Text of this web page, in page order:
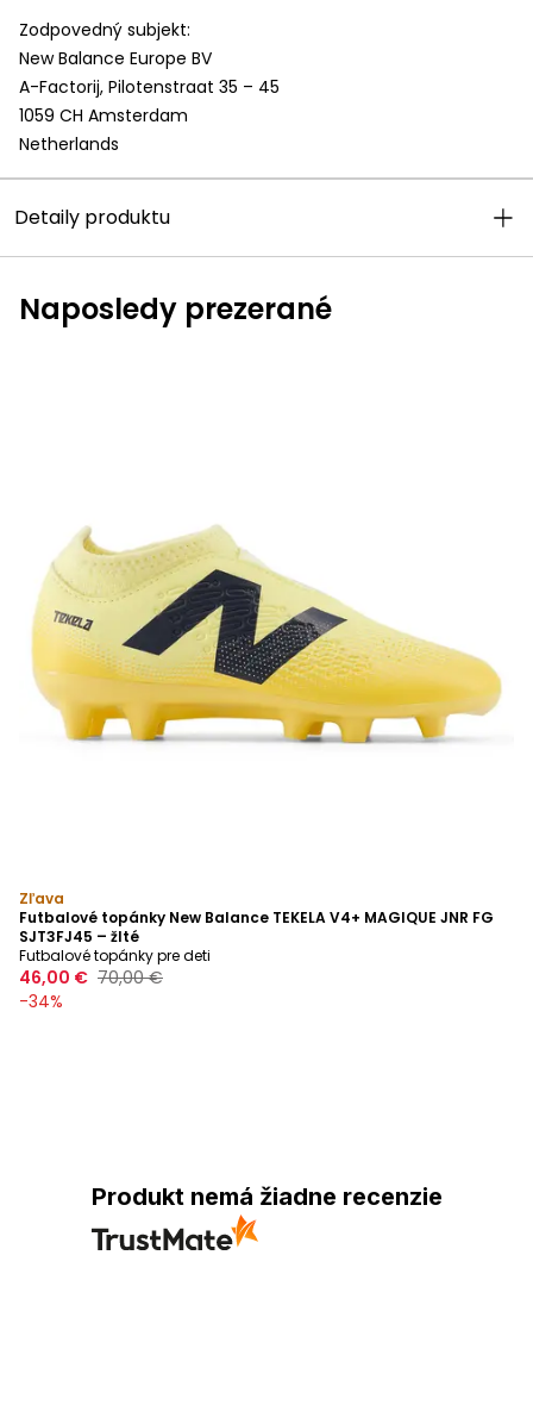
Zodpovedný subjekt:
New Balance Europe BV
A-Factorij, Pilotenstraat 35 – 45
1059 CH Amsterdam
Netherlands
Detaily produktu
Naposledy prezerané
Zľava
Futbalové topánky New Balance TEKELA V4+ MAGIQUE JNR FG
SJT3FJ45 – žlté
Futbalové topánky pre deti
46,00 € 70,00 €
-34%
Produkt nemá žiadne recenzie